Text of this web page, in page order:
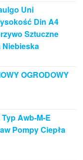
Uni
Din A4
Sztuczne
Niebieska
OGRODOWY
Awb-M-E
Pompy Ciepła